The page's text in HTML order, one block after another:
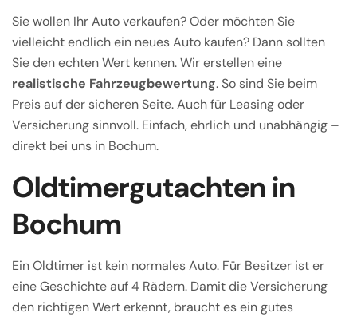
Sie wollen Ihr Auto verkaufen? Oder möchten Sie
vielleicht endlich ein neues Auto kaufen? Dann sollten
Sie den echten Wert kennen. Wir erstellen eine
realistische Fahrzeugbewertung. So sind Sie beim
Preis auf der sicheren Seite. Auch für Leasing oder
Versicherung sinnvoll. Einfach, ehrlich und unabhängig –
direkt bei uns in Bochum.
Oldtimergutachten in
Bochum
Ein Oldtimer ist kein normales Auto. Für Besitzer ist er
eine Geschichte auf 4 Rädern. Damit die Versicherung
den richtigen Wert erkennt, braucht es ein gutes